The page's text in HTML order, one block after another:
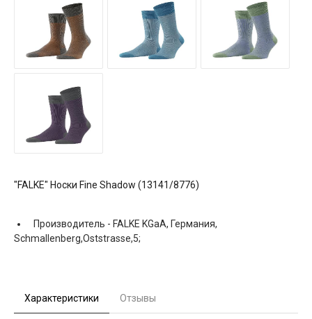
"FALKE" Носки Fine Shadow (13141/8776)
Производитель - FALKE KGaA, Германия,
Schmallenberg,Oststrasse,5;
Характеристики Отзывы